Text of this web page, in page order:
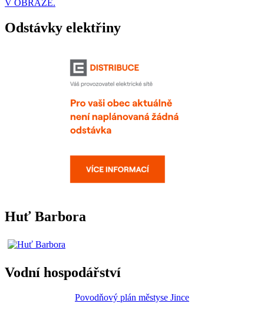
V OBRAZE.
Odstávky elektřiny
Huť Barbora
Vodní hospodářství
Povodňový plán městyse Jince